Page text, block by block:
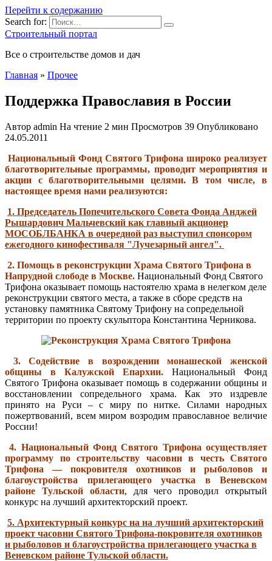
Перейти к содержанию
Search for:
Строительный портал
Все о строительстве домов и дач
Главная » Прочее
Поддержка Православия в России
Автор admin На чтение 2 мин Просмотров 39 Опубликовано
24.05.2011
Национальный Фонд Святого Трифона широко реализует
благотворительные программы, проводит мероприятия и
акции с благотворительными целями. В том числе, в
настоящее время нами реализуются:
1. Председатель Попечительского Совета Фонда Анджей
Рышардович Мальчевский как главный акционер
МОСОБЛБАНКА в очередной раз выступил спонсором
ежегодного кинофестиваля "Лучезарный ангел".
2. Помощь в реконструкции Храма Святого Трифона в
Напрудной слободе в Москве. Национальный Фонд Святого
Трифона оказывает помощь настоятелю храма в нелегком деле
реконструкции святого места, а также в сборе средств на
установку памятника Святому Трифону на сопредельной
территории по проекту скульптора Константина Черникова.
3.
Содействие в возрождении монашеской женской
общины в Калужской Епархии. Национальный Фонд
Святого Трифона оказывает помощь в содержании общины и
восстановлении сопредельного храма.Как это издревле
принято на Руси – с миру по нитке. Силами народных
пожертвований, всем миром возродим православное величие
России!
4. Национальный Фонд Святого Трифона осуществляет
программу по строительству часовни в честь Святого
Трифона — покровителя охотников и рыболовов и
благоустройства прилегающего участка в Веневском
районе Тульской области, для чего проводил открытый
конкурс на лучший архитекторский проект.
5. Архитектурный конкурс на на лучший архитекторский
проект часовни Святого Трифона-покровителя охотников
и рыболовов и благоустройства прилегающего участка в
Веневском районе Тульской области.